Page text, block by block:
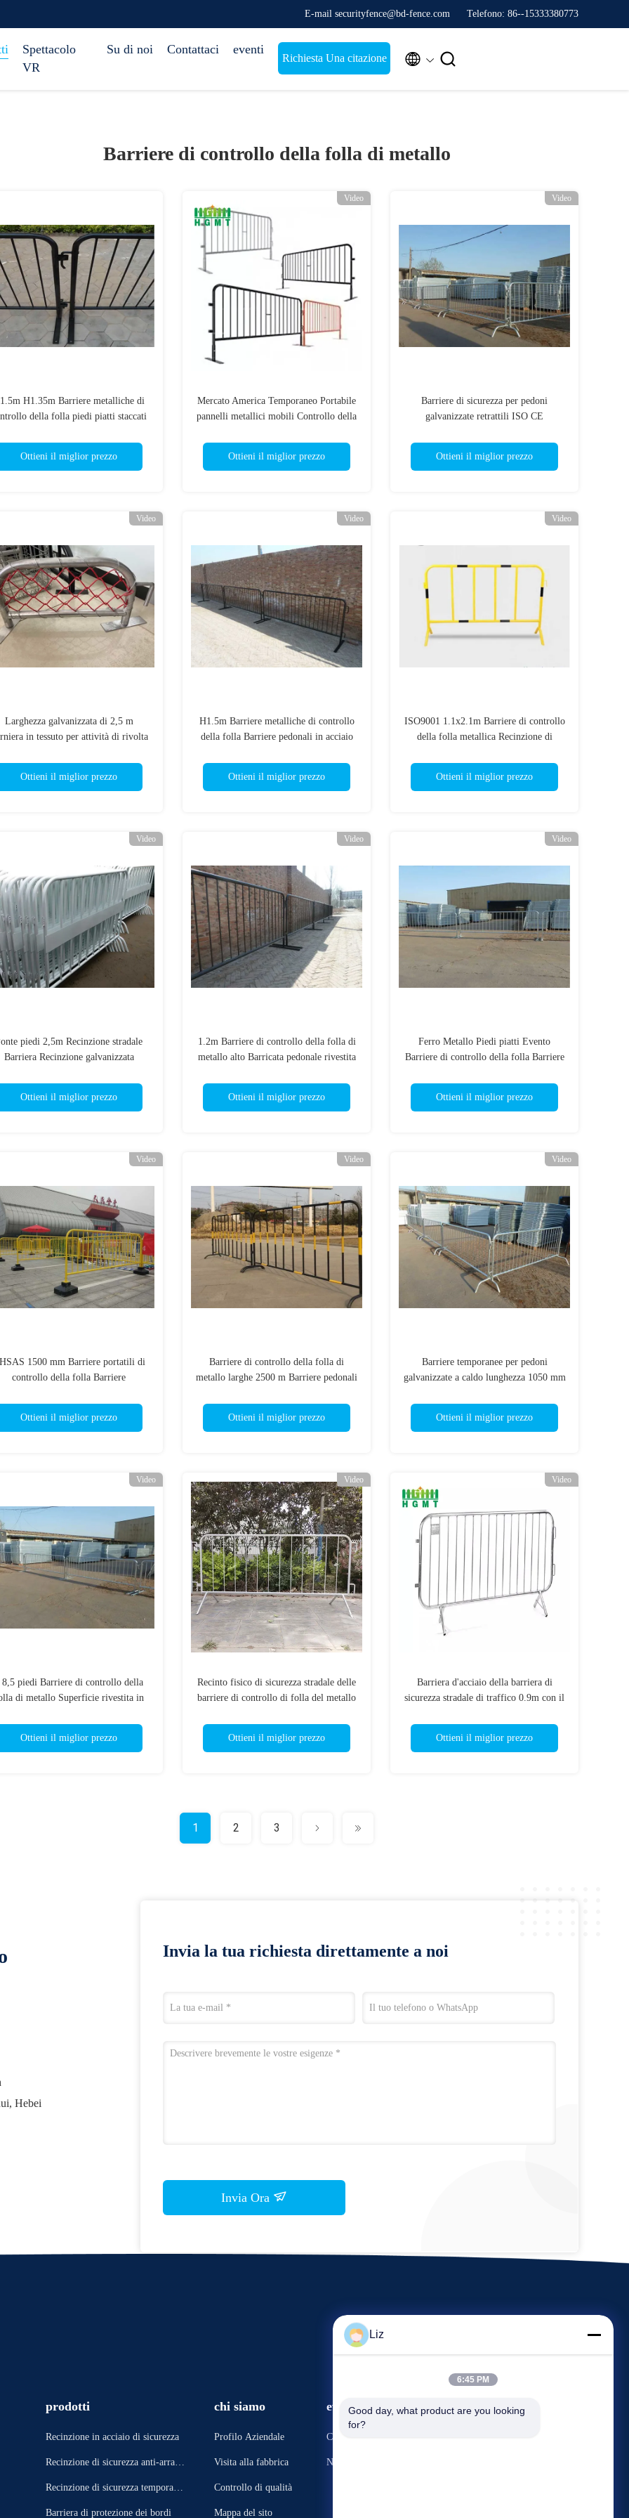
E-mail securityfence@bd-fence.com Telefono: 86--15333380773
Spettacolo
VR
Su di noi Contattaci eventi
Richiesta Una citazione  
Barriere di controllo della folla di metallo
H1.35m Barriere metalliche di
della folla piedi piatti staccati
Ottieni il miglior prezzo
Video
Mercato America Temporaneo Portabile
pannelli metallici mobili Controllo della
Ottieni il miglior prezzo
Video
Barriere di sicurezza per pedoni
galvanizzate retrattili ISO CE
Ottieni il miglior prezzo
Video
Larghezza galvanizzata di 2,5 m
in tessuto per attività di rivolta
Ottieni il miglior prezzo
Video
H1.5m Barriere metalliche di controllo
della folla Barriere pedonali in acciaio
Ottieni il miglior prezzo
Video
ISO9001 1.1x2.1m Barriere di controllo
della folla metallica Recinzione di
Ottieni il miglior prezzo
Video
piedi 2,5m Recinzione stradale
Barriera Recinzione galvanizzata
Ottieni il miglior prezzo
Video
1.2m Barriere di controllo della folla di
metallo alto Barricata pedonale rivestita
Ottieni il miglior prezzo
Video
Ferro Metallo Piedi piatti Evento
Barriere di controllo della folla Barriere
Ottieni il miglior prezzo
Video
1500 mm Barriere portatili di
controllo della folla Barriere
Ottieni il miglior prezzo
Video
Barriere di controllo della folla di
metallo larghe 2500 m Barriere pedonali
Ottieni il miglior prezzo
Video
Barriere temporanee per pedoni
galvanizzate a caldo lunghezza 1050 mm
Ottieni il miglior prezzo
Video
8,5 piedi Barriere di controllo della
di metallo Superficie rivestita in
Ottieni il miglior prezzo
Video
Recinto fisico di sicurezza stradale delle
barriere di controllo di folla del metallo
Ottieni il miglior prezzo
Video
Barriera d'acciaio della barriera di
sicurezza stradale di traffico 0.9m con il
Ottieni il miglior prezzo
1 2 3
Hebei
Invia la tua richiesta direttamente a noi
Invia Ora
prodotti
Recinzione in acciaio di sicurezza
Recinzione di sicurezza anti-arram
Recinzione di sicurezza temporane
Barriera di protezione dei bordi
chi siamo
Profilo Aziendale
Visita alla fabbrica
Controllo di qualità
Mappa del sito
eventi
Casi
Notizie
Richiesta Una citazione
Liz
6:45 PM
Good day, what product are you looking
for?